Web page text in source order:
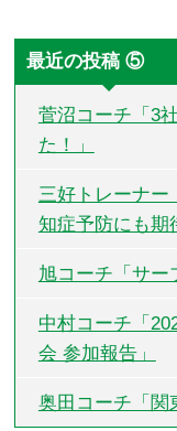
最近の投稿 ⑤
菅沼コーチ「3
た！」
三好トレーナー
知症予防にも期
旭コーチ「サー
中村コーチ「
会 参加報告」
奥田コーチ「関